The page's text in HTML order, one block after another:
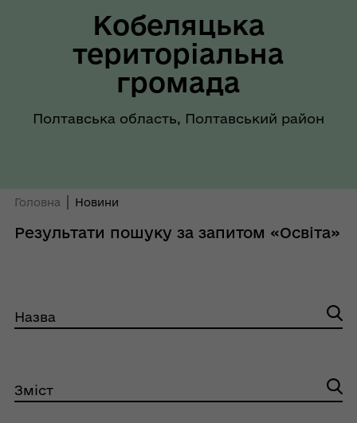
Кобеляцька
територіальна
громада
Полтавська область, Полтавський район
Головна Новини
Результати пошуку за запитом «Освіта»
Назва
Зміст